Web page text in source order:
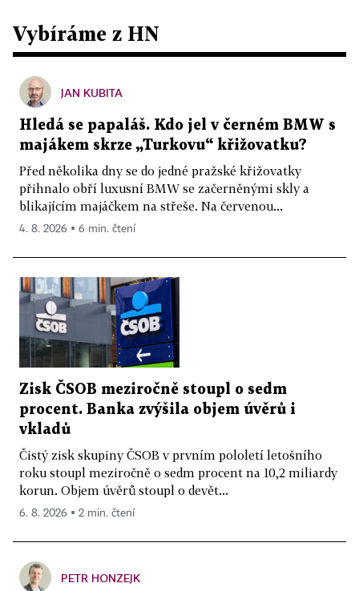
Vybíráme z HN
JAN KUBITA
Hledá se papaláš. Kdo jel v černém BMW s
majákem skrze „Turkovu“ křižovatku?
Před několika dny se do jedné pražské křižovatky
přihnalo obří luxusní BMW se začerněnými skly a
blikajícím majáčkem na střeše. Na červenou...
4. 8. 2026 ▪ 6 min. čtení
Zisk ČSOB meziročně stoupl o sedm
procent. Banka zvýšila objem úvěrů i
vkladů
Čistý zisk skupiny ČSOB v prvním pololetí letošního
roku stoupl meziročně o sedm procent na 10,2 miliardy
korun. Objem úvěrů stoupl o devět...
6. 8. 2026 ▪ 2 min. čtení
PETR HONZEJK